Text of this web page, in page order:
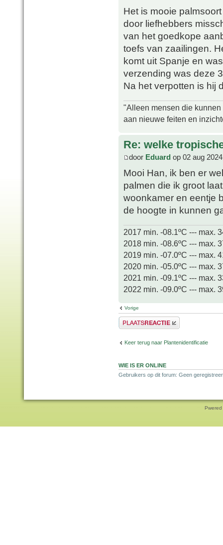
Het is mooie
door liefhebbers
van het goedkope
toefs van zaailingen.
komt uit Spanje en
verzending was deze
Na het verpotten is hij
"Alleen mensen die
aan nieuwe feiten en
Re: welke
door Eduard op 02 aug
Mooi Han, ik ben er
palmen die ik groot
woonkamer en eentje
de hoogte in kunnen
2017 min. -08.1ºC --- max.
2018 min. -08.6ºC --- max.
2019 min. -07.0ºC --- max.
2020 min. -05.0ºC --- max.
2021 min. -09.1ºC --- max.
2022 min. -09.0ºC --- max.
Vorige
Plaats een reactie
Keer terug naar Plantenidentificatie
WIE IS ER ONLINE
Gebruikers op dit forum: Geen